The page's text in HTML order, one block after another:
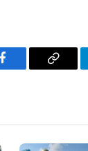
Facebook Copy